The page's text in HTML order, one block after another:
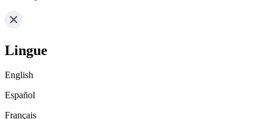
Lingue
English
Español
Français